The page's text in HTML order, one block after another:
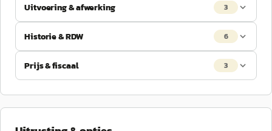
Uitvoering & afwerking 3
Historie & RDW 6
Prijs & fiscaal 3